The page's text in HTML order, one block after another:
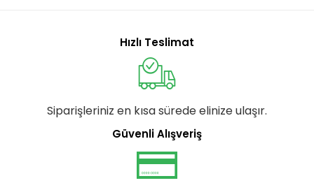
Hızlı Teslimat
Siparişleriniz en kısa sürede elinize ulaşır.
Güvenli Alışveriş